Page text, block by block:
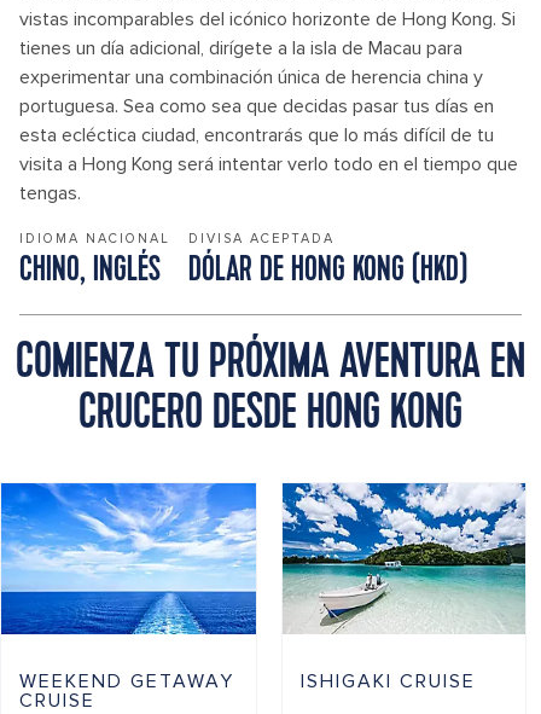
vistas incomparables del icónico horizonte de Hong Kong. Si
tienes un día adicional, dirígete a la isla de Macau para
experimentar una combinación única de herencia china y
portuguesa. Sea como sea que decidas pasar tus días en
esta ecléctica ciudad, encontrarás que lo más difícil de tu
visita a Hong Kong será intentar verlo todo en el tiempo que
tengas.
IDIOMA NACIONAL
CHINO, INGLÉS
DIVISA ACEPTADA
DÓLAR DE HONG KONG (HKD)
COMIENZA TU PRÓXIMA AVENTURA EN
CRUCERO DESDE HONG KONG
WEEKEND GETAWAY
CRUISE
ISHIGAKI CRUISE